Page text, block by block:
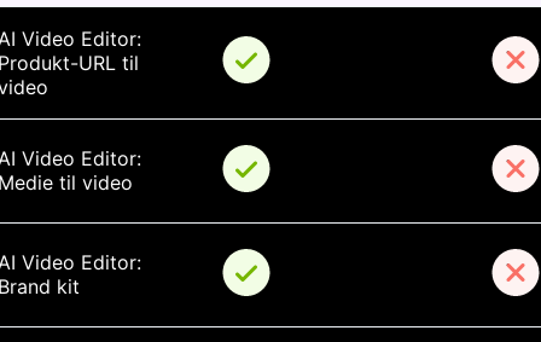
Video Editor:
URL til
Video Editor:
til video
Video Editor:
kit